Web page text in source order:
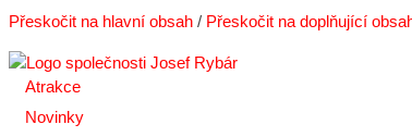
Přeskočit na hlavní obsah / Přeskočit na doplňující
Atrakce
Novinky